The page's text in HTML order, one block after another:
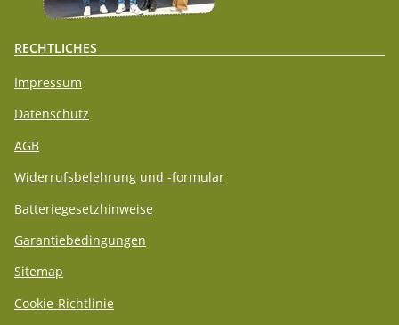
RECHTLICHES
Impressum
Datenschutz
AGB
Widerrufsbelehrung und -formular
Batteriegesetzhinweise
Garantiebedingungen
Sitemap
Cookie-Richtlinie